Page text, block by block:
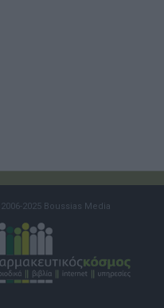
2025 Boussias Media